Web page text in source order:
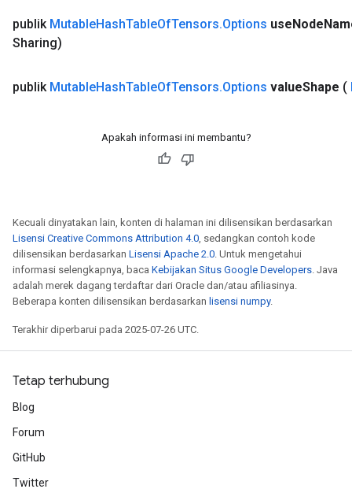
publik MutableHashTableOfTensors.Options useNode
Sharing)
publik MutableHashTableOfTensors.Options valueShape (
Apakah informasi ini membantu?
Kecuali dinyatakan lain, konten di halaman ini dilisensikan berdasarkan
Lisensi Creative Commons Attribution 4.0, sedangkan contoh kode
dilisensikan berdasarkan Lisensi Apache 2.0. Untuk mengetahui
informasi selengkapnya, baca Kebijakan Situs Google Developers. Java
adalah merek dagang terdaftar dari Oracle dan/atau afiliasinya.
Beberapa konten dilisensikan berdasarkan lisensi numpy.
Terakhir diperbarui pada 2025-07-26 UTC.
Tetap terhubung
Blog
Forum
GitHub
Twitter